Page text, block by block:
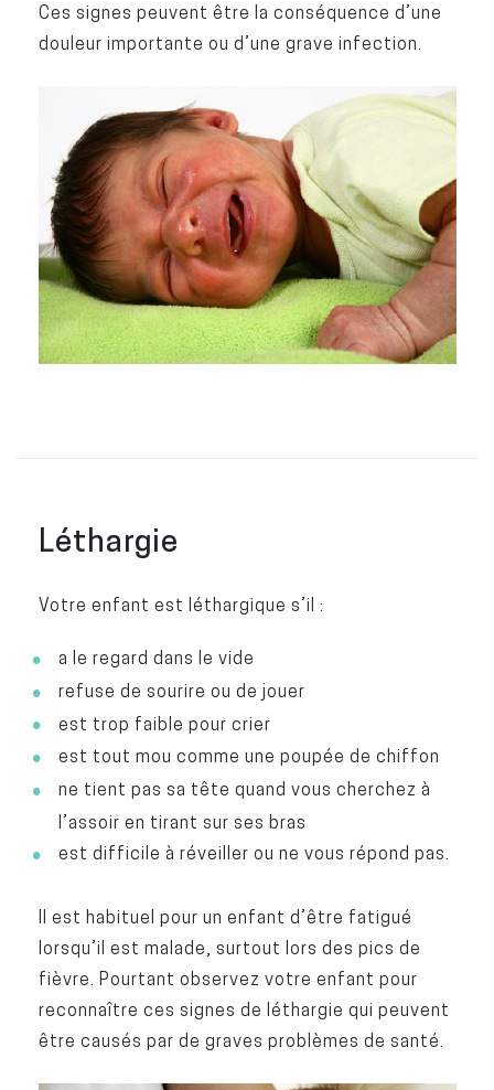
Ces signes peuvent être la conséquence d’une
douleur importante ou d’une grave infection.
Léthargie
Votre enfant est léthargique s’il :
a le regard dans le vide
refuse de sourire ou de jouer
est trop faible pour crier
est tout mou comme une poupée de chiffon
ne tient pas sa tête quand vous cherchez à
l’assoir en tirant sur ses bras
est difficile à réveiller ou ne vous répond pas.
Il est habituel pour un enfant d’être fatigué
lorsqu’il est malade, surtout lors des pics de
fièvre. Pourtant observez votre enfant pour
reconnaître ces signes de léthargie qui peuvent
être causés par de graves problèmes de santé.